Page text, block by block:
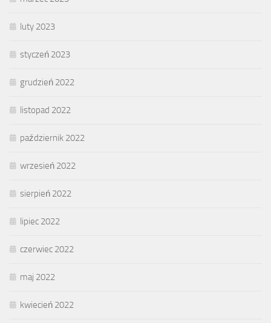
luty 2023
styczeń 2023
grudzień 2022
listopad 2022
październik 2022
wrzesień 2022
sierpień 2022
lipiec 2022
czerwiec 2022
maj 2022
kwiecień 2022